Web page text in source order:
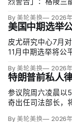
地可能蕴藏价值1
井；
By 美轮美换 2026
美国中期选举
皮尤研究中心7月
11月中期选举将公
向共和党者为55%
By 美轮美换 2026
特朗普前私人
参议院周六凌晨以
奇出任司法部长，
By 美轮美换 2026